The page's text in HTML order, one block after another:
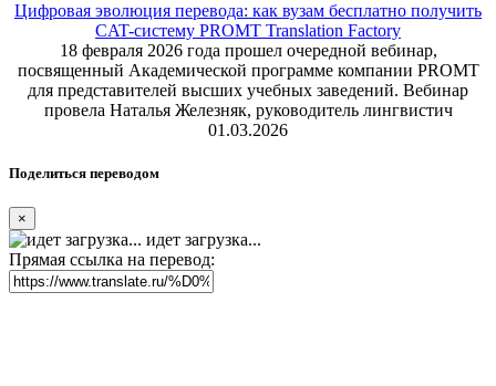
Цифровая эволюция перевода: как вузам бесплатно получить
CAT-систему PROMT Translation Factory
18 февраля 2026 года прошел очередной вебинар,
посвященный Академической программе компании PROMT
для представителей высших учебных заведений. Вебинар
провела Наталья Железняк, руководитель лингвистич
01.03.2026
Поделиться переводом
×
идет загрузка...
Прямая ссылка на перевод: